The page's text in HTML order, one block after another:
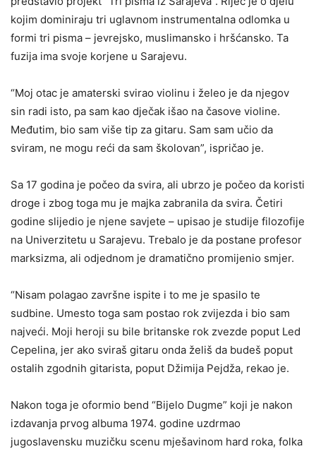
kojim dominiraju tri uglavnom instrumentalna odlomka u
formi tri pisma – jevrejsko, muslimansko i hršćansko. Ta
fuzija ima svoje korjene u Sarajevu.
“Moj otac je amaterski svirao violinu i želeo je da njegov
sin radi isto, pa sam kao dječak išao na časove violine.
Međutim, bio sam više tip za gitaru. Sam sam učio da
sviram, ne mogu reći da sam školovan”, ispričao je.
Sa 17 godina je počeo da svira, ali ubrzo je počeo da koristi
droge i zbog toga mu je majka zabranila da svira. Četiri
godine slijedio je njene savjete – upisao je studije filozofije
na Univerzitetu u Sarajevu. Trebalo je da postane profesor
marksizma, ali odjednom je dramatično promijenio smjer.
“Nisam polagao završne ispite i to me je spasilo te
sudbine. Umesto toga sam postao rok zvijezda i bio sam
najveći. Moji heroji su bile britanske rok zvezde poput Led
Cepelina, jer ako sviraš gitaru onda želiš da budeš poput
ostalih zgodnih gitarista, poput Džimija Pejdža, rekao je.
Nakon toga je oformio bend “Bijelo Dugme” koji je nakon
izdavanja prvog albuma 1974. godine uzdrmao
jugoslavensku muzičku scenu mješavinom hard roka, folka